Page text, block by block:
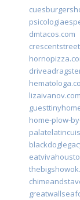
dmtacos.com
lizaivanov.com
home-plow-